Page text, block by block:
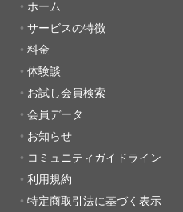
ホーム
サービスの特徴
料金
体験談
お試し会員検索
会員データ
お知らせ
コミュニティガイドライン
利用規約
特定商取引法に基づく表示